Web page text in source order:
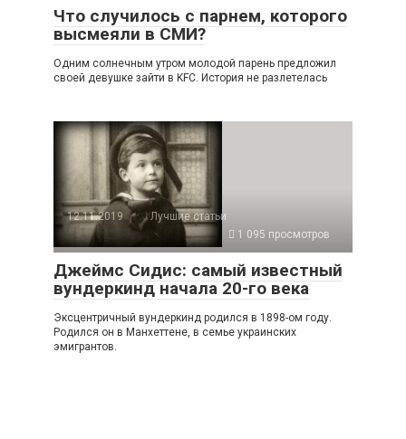
Что случилось с парнем, которого
высмеяли в СМИ?
Одним солнечным утром молодой парень предложил
своей девушке зайти в KFC. История не разлетелась
12.11.2019
Лучшие статьи
1 095 просмотров
Джеймс Сидис: самый известный
вундеркинд начала 20-го века
Эксцентричный вундеркинд родился в 1898-ом году.
Родился он в Манхеттене, в семье украинских
эмигрантов.